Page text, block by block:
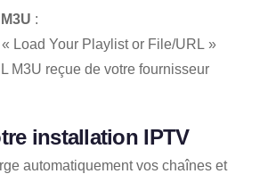
:
Load Your Playlist or File/URL »
M3U reçue de votre fournisseur
installation IPTV
automatiquement vos chaînes et